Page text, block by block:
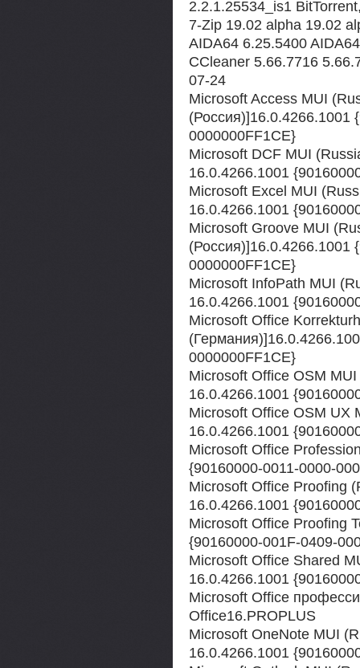
2.2.1.25534_is1
7-Zip 19.02 alpha 19.02
AIDA64 6.25.5400
CCleaner 5.66.7716
07-24
Microsoft Access MUI
(Россия)]16.0.4266.1001
0000000FF1CE}
Microsoft DCF MUI
16.0.4266.1001
Microsoft Excel MUI
16.0.4266.1001
Microsoft Groove MUI
(Россия)]16.0.4266.1001
0000000FF1CE}
Microsoft InfoPath MUI
16.0.4266.1001
Microsoft Office
0000000FF1CE}
Microsoft Office OSM
16.0.4266.1001
Microsoft Office OSM UX
16.0.4266.1001
Microsoft Office
{90160000-0011-0000-
Microsoft Office Proofing
16.0.4266.1001
Microsoft Office Proofing
{90160000-001F-0409-
Microsoft Office Shared
16.0.4266.1001
Microsoft Office
Office16.PROPLUS
Microsoft OneNote MUI
16.0.4266.1001